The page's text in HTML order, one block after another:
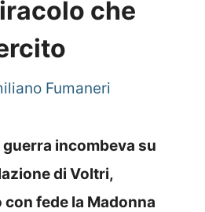
che
Fumaneri
incombeva su
di Voltri,
fede la Madonna